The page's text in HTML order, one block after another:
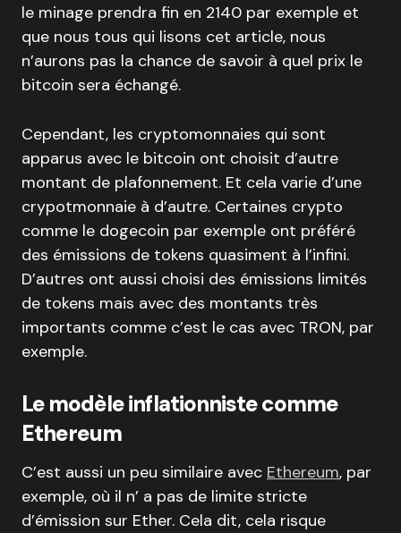
le minage prendra fin en 2140 par exemple et
que nous tous qui lisons cet article, nous
n’aurons pas la chance de savoir à quel prix le
bitcoin sera échangé.
Cependant, les cryptomonnaies qui sont
apparus avec le bitcoin ont choisit d’autre
montant de plafonnement. Et cela varie d’une
crypotmonnaie à d’autre. Certaines crypto
comme le dogecoin par exemple ont préféré
des émissions de tokens quasiment à l’infini.
D’autres ont aussi choisi des émissions limités
de tokens mais avec des montants très
importants comme c’est le cas avec TRON, par
exemple.
Le modèle inflationniste comme
Ethereum
C’est aussi un peu similaire avec Ethereum, par
exemple, où il n’ a pas de limite stricte
d’émission sur Ether. Cela dit, cela risque